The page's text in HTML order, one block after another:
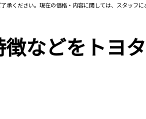
承ください。現在の価格・内容に関しては、スタッフ
などをトヨ